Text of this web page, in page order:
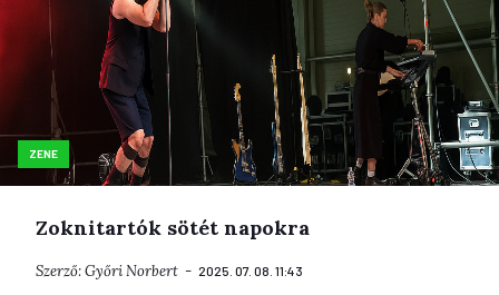
ZENE
Zoknitartók sötét napokra
Szerző:Győri Norbert 2025. 07. 08. 11:43